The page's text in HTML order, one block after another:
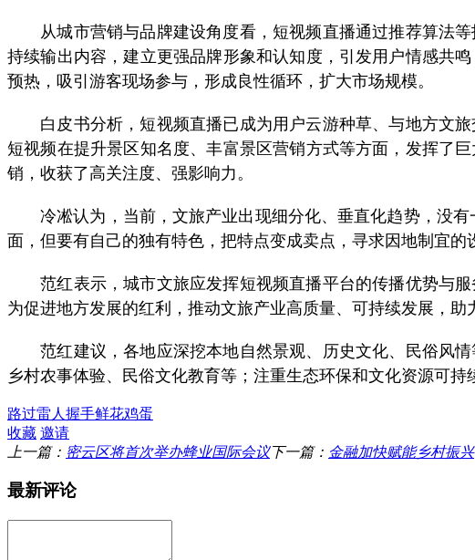
从城市营销与品牌建设角度看，短视频直播通过推荐算法等
持续输出内容，建立更强品牌形象和认知度，引发用户情感共
预热，吸引游客现场参与，形成良性循环，扩大市场规模。
白皮书分析，短视频直播已成为用户云游种草、与地方文旅
短视频在提升景区知名度、丰富景区营销方式等方面，发挥了
销，收获了高关注度、强影响力。
冷凇认为，当前，文旅产业出现细分化、垂直化趋势，没有
面，但要有自己的独有特色，把特点变成卖点，寻求因地制宜的
范红表示，城市文旅应发挥短视频直播平台的传播优势与服
为促进地方发展的红利，推动文旅产业高质量、可持续发展，助
范红建议，各地应深挖本地自然景观、历史文化、民俗风情
乡村农事体验、民俗文化教育等；注重生态环保和文化资源可
路过雷人 握手鲜花鸡蛋
收藏 邀请
上一篇： 密云区将首次举办蜂业国际会议下一篇： 金融加快赋能乡村振兴
最新评论